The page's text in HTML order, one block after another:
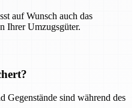
auf Wunsch auch das
Ihrer Umzugsgüter.
Gegenstände sind während des